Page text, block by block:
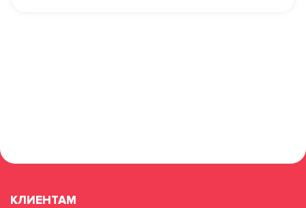
КЛИЕНТАМ